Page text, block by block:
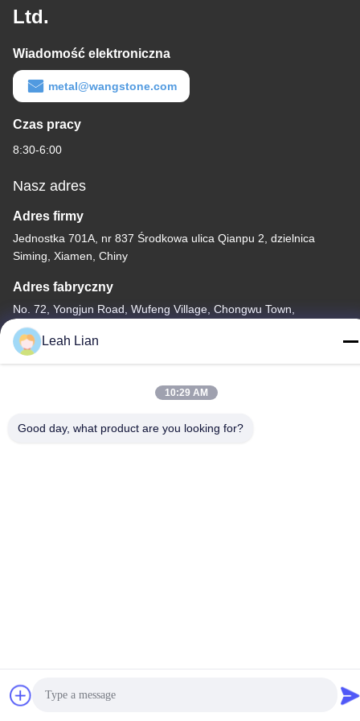
Ltd.
Wiadomość elektroniczna
metal@wangstone.com
Czas pracy
8:30-6:00
Nasz adres
Adres firmy
Jednostka 701A, nr 837 Środkowa ulica Qianpu 2, dzielnica
Siming, Xiamen, Chiny
Adres fabryczny
No. 72, Yongjun Road, Wufeng Village, Chongwu Town,
Quanzhou, Fujian, Chiny
Tel.
Leah Lian
10:29 AM
Good day, what product are you looking for?